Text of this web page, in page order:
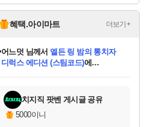
혜택.아이마트 더보기+
당첨되셨습니다.
당첨되셨습니다.
어느덧 님께서엘든 링 밤의 통치자
디럭스 에디션 (스팀코드)에
당첨되셨습니다.
에디션 (스팀코드)를 교환.
당첨되셨습니다.
당첨되셨습니다.
당첨되셨습니다.
당첨되셨습니다.
치지직 팟벤 게시글 공유
5000이니